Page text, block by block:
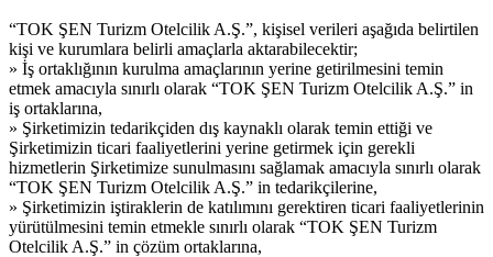
“TOK ŞEN Turizm Otelcilik A.Ş.”, kişisel verileri aşağıda belirtilen
kişi ve kurumlara belirli amaçlarla aktarabilecektir;
» İş ortaklığının kurulma amaçlarının yerine getirilmesini temin
etmek amacıyla sınırlı olarak “TOK ŞEN Turizm Otelcilik A.Ş.” in
iş ortaklarına,
» Şirketimizin tedarikçiden dış kaynaklı olarak temin ettiği ve
Şirketimizin ticari faaliyetlerini yerine getirmek için gerekli
hizmetlerin Şirketimize sunulmasını sağlamak amacıyla sınırlı olarak
“TOK ŞEN Turizm Otelcilik A.Ş.” in tedarikçilerine,
» Şirketimizin iştiraklerin de katılımını gerektiren ticari faaliyetlerinin
yürütülmesini temin etmekle sınırlı olarak “TOK ŞEN Turizm
Otelcilik A.Ş.” in çözüm ortaklarına,